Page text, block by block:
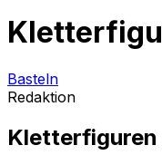
Basteln
Redaktion
Kletterfiguren